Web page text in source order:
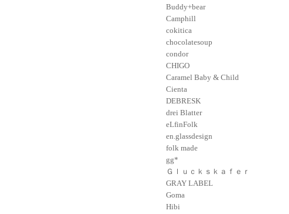
Buddy+bear
Camphill
cokitica
chocolatesoup
condor
CHIGO
Caramel Baby & Child
Cienta
DEBRESK
drei Blatter
eLfinFolk
en.glassdesign
folk made
gg*
Ｇｌｕｃｋｓｋａｆｅｒ
GRAY LABEL
Goma
Hibi